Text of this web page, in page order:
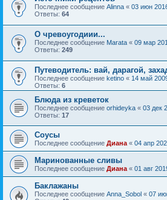
Последнее сообщение Alinna « 03 июн
Ответы: 64
О чревоугодиии...
Последнее сообщение Marata « 09 мар
Ответы: 249
Путеводитель: вай, дарагой,
Последнее сообщение ketino « 14 май
Ответы: 6
Блюда из креветок
Последнее сообщение orhideyka « 03 дек
Ответы: 17
Соусы
Последнее сообщение Диана « 04 апр
Маринованные сливы
Последнее сообщение Диана « 01 авг
Баклажаны
Последнее сообщение Anna_Sobol « 07